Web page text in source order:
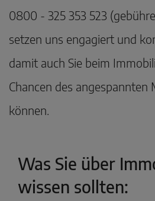
0800 - 325 353 523
setzen uns engagiert und
damit auch Sie beim
Chancen des
können.
Was Sie über
wissen sollten: